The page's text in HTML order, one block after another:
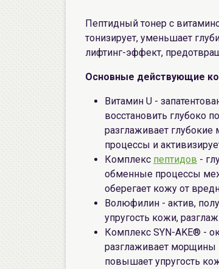
Пептидный тонер с
тонизирует, уменьшает
лифтинг-эффект,
Основные действующие
Витамин U -
восстановить глубоко
разглаживает
процессы и
Комплекс пептидов -
обменные процессы
оберегает кожу от
Волюфилин - актив,
упругость кожи,
Комплекс SYN-AKE® -
разглаживает морщины
повышает упругость